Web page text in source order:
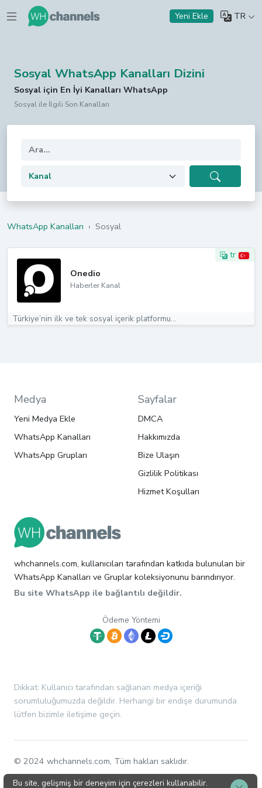
Yeni Ekle TR
Sosyal WhatsApp Kanalları Dizini
Sosyal için En İyi Kanalları WhatsApp
Sosyal ile İlgili Son Kanalları
WhatsApp Kanalları › Sosyal
tr
Onedio
Haberler Kanal
Türkiye’nin ilk ve tek sosyal içerik platformu...
Medya
Yeni Medya Ekle
WhatsApp Kanalları
WhatsApp Grupları
Sayfalar
DMCA
Hakkımızda
Bize Ulaşın
Gizlilik Politikası
Hizmet Koşulları
whchannels.com, kullanıcıları tarafından katkıda bulunulan bir
WhatsApp Kanalları ve Gruplar koleksiyonunu barındırıyor.
Bu site WhatsApp ile bağlantılı değildir.
Ödeme Yöntemi
Dikkat: Kullanıcı tarafından sağlanan medya içeriği
sorumluluğumuzda değildir. Herhangi bir endişe durumunda
lütfen bizimle iletişime geçin.
© 2024 whchannels.com, Tüm hakları saklıdır.
Bu site, gelişmiş bir deneyim için çerezleri kullanabilir.